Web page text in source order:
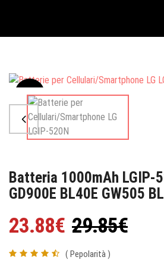
Sale
Batteria 1000mAh LGIP-
GD900E BL40E GW505
23.88€ 29.85€
( Pepolarità )